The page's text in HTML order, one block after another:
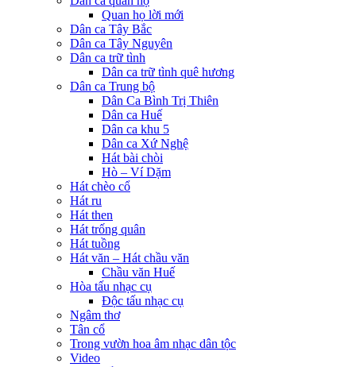
Quan họ lời mới
Dân ca Tây Bắc
Dân ca Tây Nguyên
Dân ca trữ tình
Dân ca trữ tình quê hương
Dân ca Trung bộ
Dân Ca Bình Trị Thiên
Dân ca Huế
Dân ca khu 5
Dân ca Xứ Nghệ
Hát bài chòi
Hò – Ví Dặm
Hát chèo cổ
Hát ru
Hát then
Hát trống quân
Hát tuồng
Hát văn – Hát chầu văn
Chầu văn Huế
Hòa tấu nhạc cụ
Độc tấu nhạc cụ
Ngâm thơ
Tân cổ
Trong vườn hoa âm nhạc dân tộc
Video